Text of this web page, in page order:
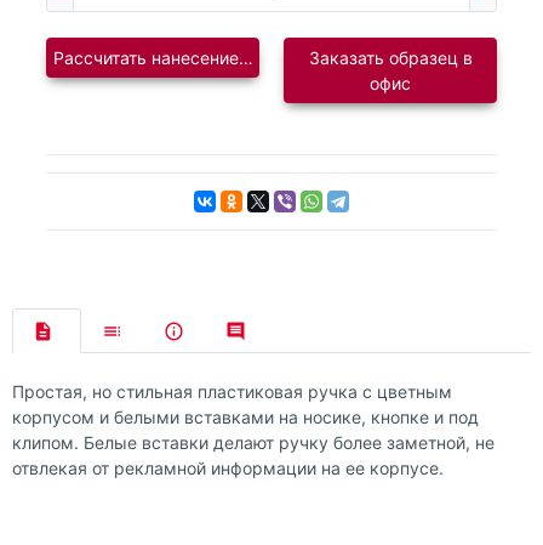
Рассчитать нанесение логотипаЗаказать образец в
офис
Простая, но стильная пластиковая ручка с цветным
корпусом и белыми вставками на носике, кнопке и под
клипом. Белые вставки делают ручку более заметной, не
отвлекая от рекламной информации на ее корпусе.